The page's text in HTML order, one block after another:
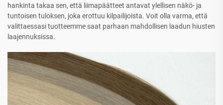
hankinta takaa sen, että liimapäätteet antavat ylellisen näkö- ja
tuntoisen tuloksen, joka erottuu kilpailijoista. Voit olla varma, että
valittaessasi tuotteemme saat parhaan mahdollisen laadun hiusten
laajennuksissa.